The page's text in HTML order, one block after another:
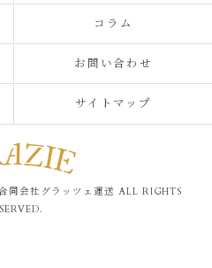
コラム
お問い合わせ
サイトマップ
同会社グラッツェ運送 ALL RIGHTS